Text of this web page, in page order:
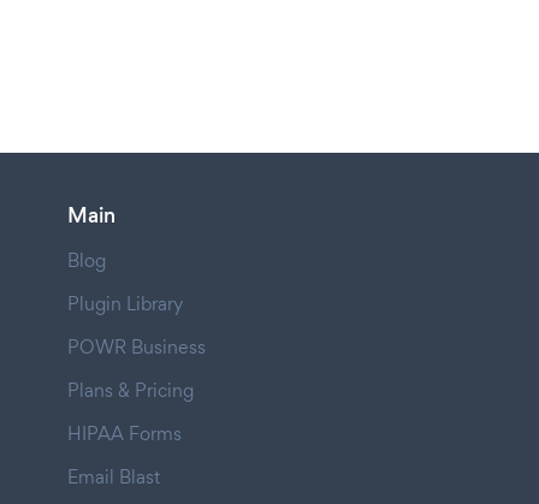
Main
Blog
Plugin Library
POWR Business
Plans & Pricing
HIPAA Forms
Email Blast